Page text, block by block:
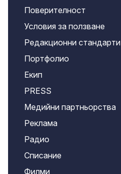
Поверителност
Условия за ползване
Редакционни стандарти
Портфолио
Екип
PRESS
Медийни партньорства
Реклама
Радио
Списание
Филми